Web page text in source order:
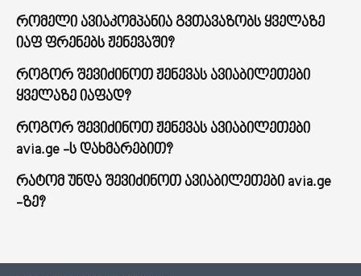
რომელი ავიაკომპანია გვთავაზობს ყველაზე
იაფ ფრენებს ჟენევაში?
როგორ შევიძინოთ ჟენევას ავიაბილეთები
ყველაზე იაფად?
როგორ შევიძინოთ ჟენევას ავიაბილეთები
avia.ge -ს დახმარებით?
რატომ უნდა შევიძინოთ ავიაბილეთები avia.ge
-ზე?